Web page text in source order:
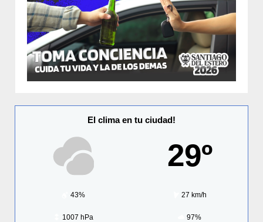
El clima en tu ciudad!
29º
43% 27 km/h
1007 hPa 97%